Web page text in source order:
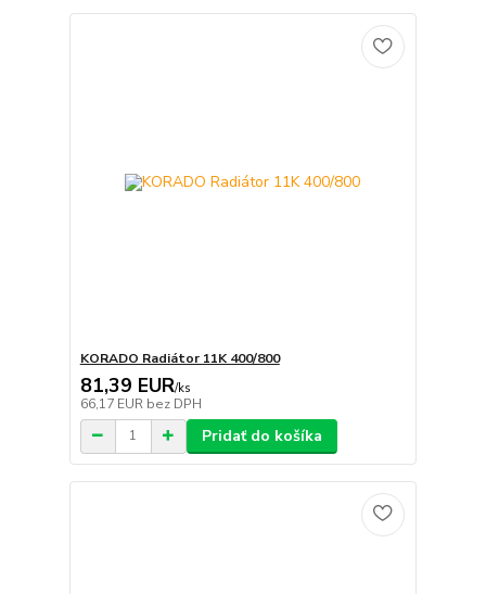
KORADO Radiátor 11K 400/800
81,39 EUR/ks
66,17 EUR bez DPH
Pridať do košíka